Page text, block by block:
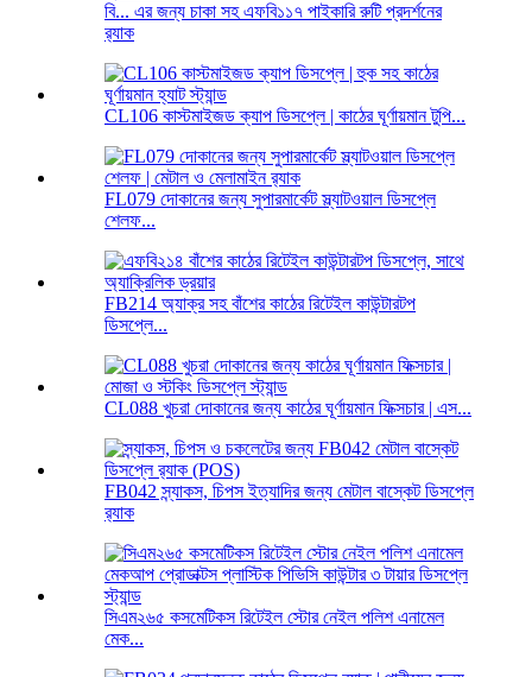
বি... এর জন্য চাকা সহ এফবি১১৭ পাইকারি রুটি প্রদর্শনের
র‍্যাক
CL106 কাস্টমাইজড ক্যাপ ডিসপ্লে | কাঠের ঘূর্ণায়মান টুপি...
FL079 দোকানের জন্য সুপারমার্কেট স্ল্যাটওয়াল ডিসপ্লে
শেলফ...
FB214 অ্যাক্র সহ বাঁশের কাঠের রিটেইল কাউন্টারটপ
ডিসপ্লে...
CL088 খুচরা দোকানের জন্য কাঠের ঘূর্ণায়মান ফিক্সচার | এস...
FB042 স্ন্যাকস, চিপস ইত্যাদির জন্য মেটাল বাস্কেট ডিসপ্লে
র‍্যাক
সিএম২৬৫ কসমেটিকস রিটেইল স্টোর নেইল পলিশ এনামেল
মেক...